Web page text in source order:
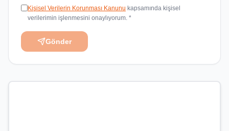
Kişisel Verilerin Korunması Kanunu kapsamında kişisel
verilerimin işlenmesini onaylıyorum. *
Gönder